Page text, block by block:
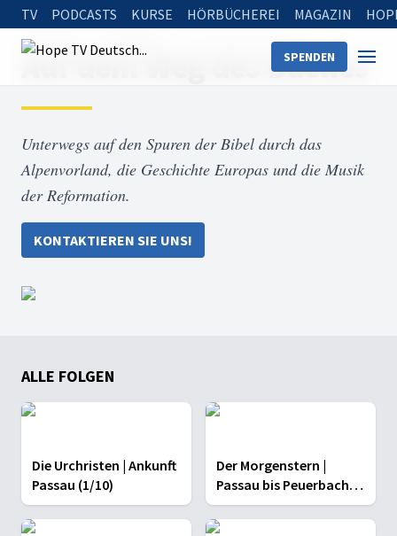
TV PODCASTS KURSE HÖRBÜCHEREI MAGAZIN
SPENDEN
Startseite Auf dem Weg des Buches
Auf dem Weg des Buches
Unterwegs auf den Spuren der Bibel durch das
Alpenvorland, die Geschichte Europas und die Musik
der Reformation.
KONTAKTIEREN SIE UNS!
ALLE FOLGEN
Die Urchristen | Ankunft
Passau (1/10)
Der Morgenstern |
Passau bis Peuerbach
(2/10)